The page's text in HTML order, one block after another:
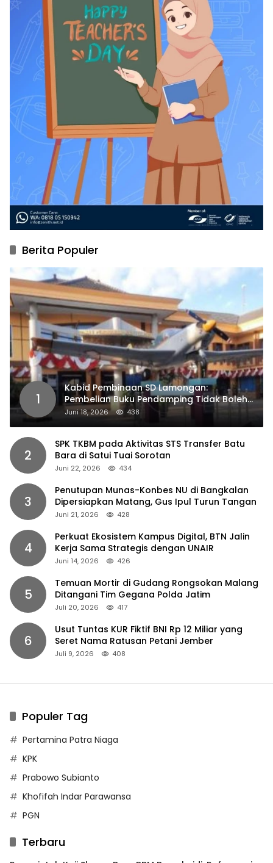
Berita Populer
1
Kabid Pembinaan SD Lamongan:
Pembelian Buku Pendamping Tidak Boleh
Dipaksakan
Juni 18, 2026 438
2
SPK TKBM pada Aktivitas STS Transfer Batu
Bara di Satui Tuai Sorotan
Juni 22, 2026 434
3
Penutupan Munas-Konbes NU di Bangkalan
Dipersiapkan Matang, Gus Ipul Turun Tangan
Juni 21, 2026 428
4
Perkuat Ekosistem Kampus Digital, BTN Jalin
Kerja Sama Strategis dengan UNAIR
Juni 14, 2026 426
5
Temuan Mortir di Gudang Rongsokan Malang
Ditangani Tim Gegana Polda Jatim
Juli 20, 2026 417
6
Usut Tuntas KUR Fiktif BNI Rp 12 Miliar yang
Seret Nama Ratusan Petani Jember
Juli 9, 2026 408
Populer Tag
Pertamina Patra Niaga
KPK
Prabowo Subianto
Khofifah Indar Parawansa
PGN
Terbaru